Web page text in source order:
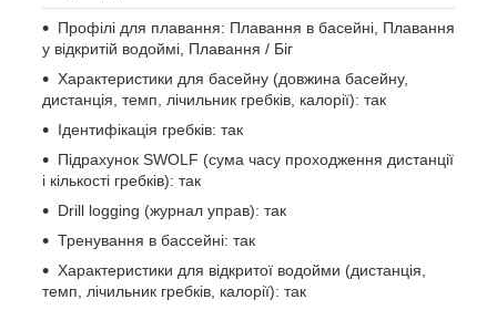
Профілі для плавання: Плавання в басейні, Плавання
у відкритій водоймі, Плавання / Біг
Характеристики для басейну (довжина басейну,
дистанція, темп, лічильник гребків, калорії): так
Ідентифікація гребків: так
Підрахунок SWOLF (сума часу проходження дистанції
і кількості гребків): так
Drill logging (журнал управ): так
Тренування в бассейні: так
Характеристики для відкритої водойми (дистанція,
темп, лічильник гребків, калорії): так